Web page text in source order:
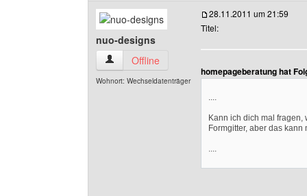
nuo-designs
nuo-designs Benutzer-Profile anzeigen
Offline
Wohnort: Wechseldatenträger
28.11.2011 um 21:59
Titel:
homepageberatung hat
....
Kann ich dich mal
Formgitter, aber das
....